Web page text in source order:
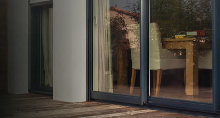
N2PRO Fermetures est votre référent Distributeur
en volets roulants Somfy officiel pour vous
apporter : Tarifs directs usines sans minimum
d'achat - Assistance technique chantier et
service réactif avec simplicité.
07 83 35 69 17